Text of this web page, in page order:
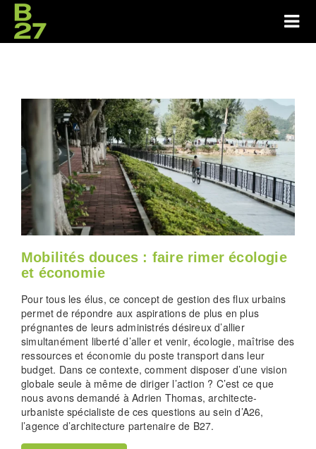
Mobilités douces : faire rimer écologie
et économie
Pour tous les élus, ce concept de gestion des flux urbains
permet de répondre aux aspirations de plus en plus
prégnantes de leurs administrés désireux d’allier
simultanément liberté d’aller et venir, écologie, maîtrise des
ressources et économie du poste transport dans leur
budget. Dans ce contexte, comment disposer d’une vision
globale seule à même de diriger l’action ? C’est ce que
nous avons demandé à Adrien Thomas, architecte-
urbaniste spécialiste de ces questions au sein d’A26,
l’agence d’architecture partenaire de B27.